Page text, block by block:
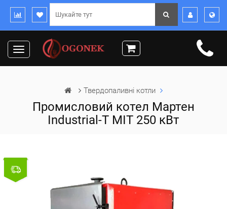
Toggle
navigation
Твердопаливні котли
Промисловий котел Мартен
Industrial-T MIT 250 кВт